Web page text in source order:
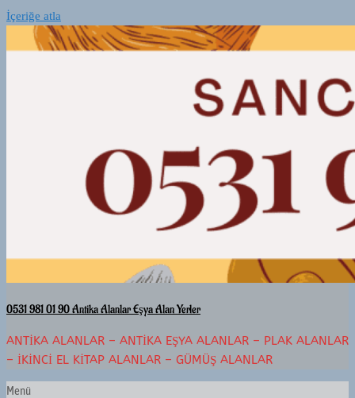
İçeriğe atla
0531 981 01 90 Antika Alanlar Eşya Alan Yerler
ANTIKA ALANLAR – ANTIKA EŞYA ALANLAR – PLAK ALANLAR
– İKINCI EL KITAP ALANLAR – GÜMÜŞ ALANLAR
Menü